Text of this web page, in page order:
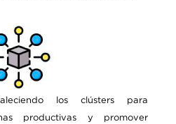
los clústers para
productivas y promover